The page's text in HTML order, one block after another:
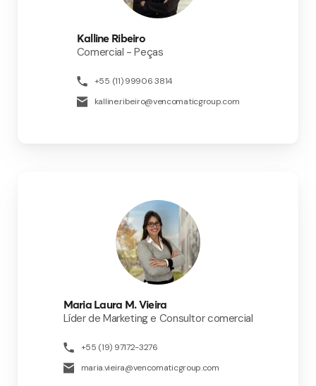
Kalline Ribeiro
Comercial - Peças
+55 (11) 99906 3814
kalline.ribeiro@vencomaticgroup.com
Maria Laura M. Vieira
Líder de Marketing e Consultor comercial
+55 (19) 97172-3276
maria.vieira@vencomaticgroup.com